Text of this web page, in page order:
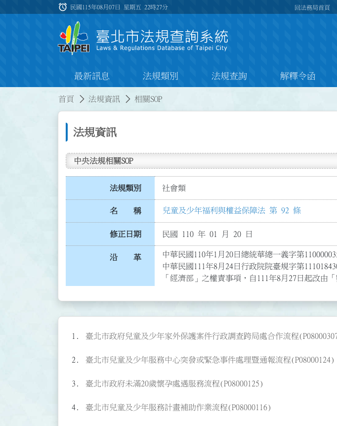
:::
alarm 民國115年08月07日 星期五22時27分 回法務局首頁
最新訊息 法規類別 法規查詢 解釋令函
首頁 法規資訊 相關SOP
法規資訊
中央法規相關SOP
法規類別 社會類
名 稱 兒童及少年福利與權益保障法 第 92 條
修正日期 民國 110 年 01 月 20 日
沿 革
中華民國110年1月20日總統華總一義字第
中華民國111年8月24日行政院院臺規字第
「經濟部」之權責事項，自111年8月27日起改由
臺北市政府兒童及少年家外保護案件行政調查跨局處合作流程
臺北市兒童及少年服務中心突發或緊急事件處理暨通報流程(P08000124)
臺北市政府未滿20歲懷孕處遇服務流程(P08000125)
臺北市兒童及少年服務計畫補助作業流程(P08000116)